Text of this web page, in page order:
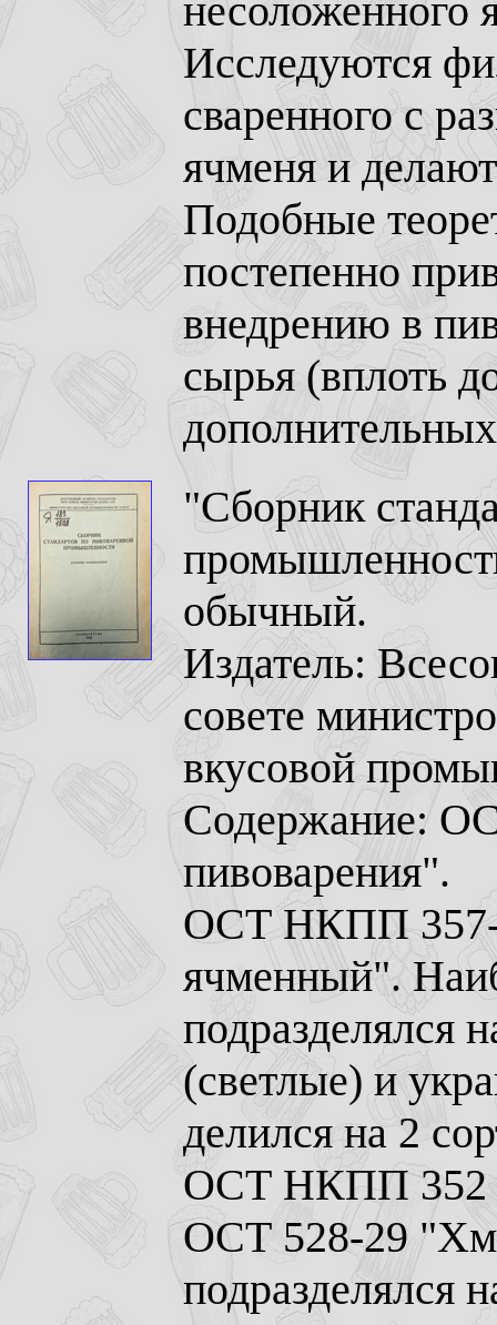
несоложенного
Исследуются
сваренного с
ячменя и
Подобные
постепенно
внедрению в
сырья (вплоть
"Сборник
обычный.
Издатель:
совете
вкусовой
Содержание:
пивоварения".
ОСТ НКПП 357-
ячменный".
подразделялся
(светлые) и
делился на 2
ОСТ НКПП 352
ОСТ 528-29
подразделялся